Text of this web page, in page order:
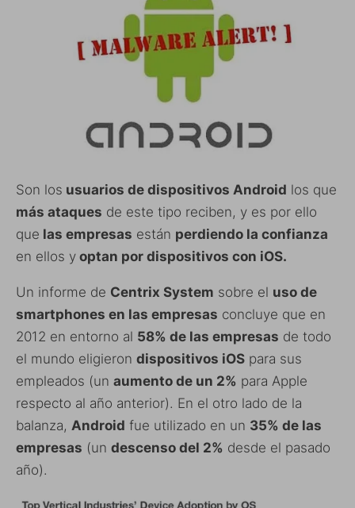
Son los usuarios de dispositivos Android los que
más ataques de este tipo reciben, y es por ello
que las empresas están perdiendo la confianza
en ellos y optan por dispositivos con iOS.
Un informe de Centrix System sobre el uso de
smartphones en las empresas concluye que en
2012 en entorno al 58% de las empresas de todo
el mundo eligieron dispositivos iOS para sus
empleados (un aumento de un 2% para Apple
respecto al año anterior). En el otro lado de la
balanza, Android fue utilizado en un 35% de las
empresas (un descenso del 2% desde el pasado
año).